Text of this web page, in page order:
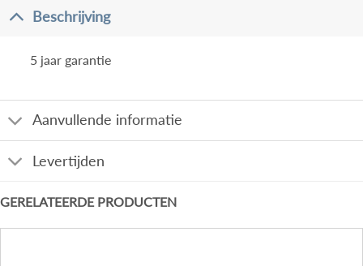
Beschrijving
5 jaar garantie
Aanvullende informatie
Levertijden
GERELATEERDE PRODUCTEN